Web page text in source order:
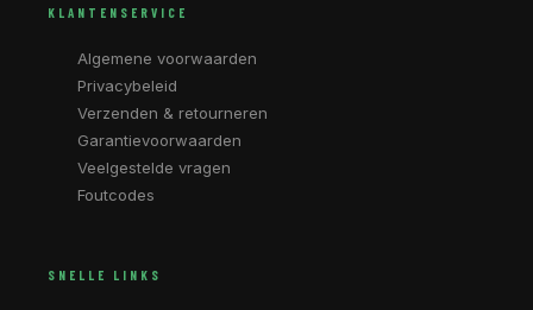
KLANTENSERVICE
Algemene voorwaarden
Privacybeleid
Verzenden & retourneren
Garantievoorwaarden
Veelgestelde vragen
Foutcodes
SNELLE LINKS